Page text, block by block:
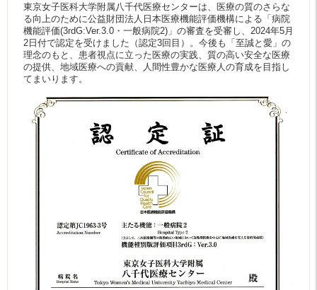
東京女子医科大学附属八千代医療センターは、医療の質のさらな
る向上のために公益財団法人日本医療機能評価機構による「病院
機能評価(3rdG:Ver.3.0・一般病院2)」の審査を受審し、2024年5月
2日付で認定を受けました（認定3回目）。今後も「至誠と愛」の
理念のもと、患者視点に立った医療の実践、質の高い安全な医療
の提供、地域医療への貢献、人間性豊かな医療人の育成を目指し
てまいります。